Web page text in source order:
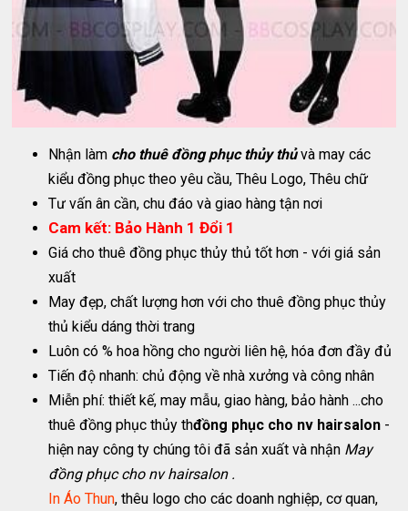
Nhận làm cho thuê đồng phục thủy thủvà may các
kiểu đồng phục theo yêu cầu, Thêu Logo, Thêu chữ
Tư vấn ân cần, chu đáo và giao hàng tận nơi
Cam kết: Bảo Hành 1 Đổi 1
Giá cho thuê đồng phục thủy thủ tốt hơn - với giá sản
xuất
May đẹp, chất lượng hơn với cho thuê đồng phục thủy
thủ kiểu dáng thời trang
Luôn có % hoa hồng cho người liên hệ, hóa đơn đầy đủ
Tiến độ nhanh: chủ động về nhà xưởng và công nhân
Miễn phí: thiết kế, may mẫu, giao hàng, bảo hành ...cho
thuê đồng phục thủy thđồng phục cho nv hairsalon -
hiện nay công ty chúng tôi đã sản xuất và nhận May
đồng phục cho nv hairsalon .
In Áo Thun, thêu logo cho các doanh nghiệp, cơ quan,